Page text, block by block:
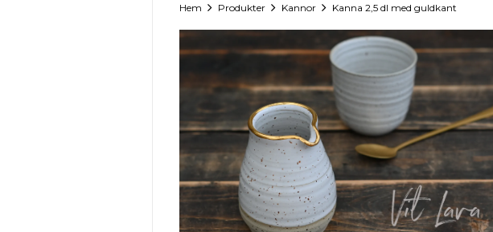
Hem Produkter Kannor Kanna 2,5 dl med guldkant